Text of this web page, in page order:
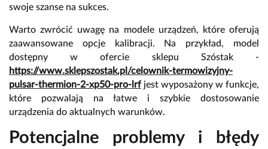
swoje szanse na sukces.
Warto zwrócić uwagę na modele urządzeń, które oferują
zaawansowane opcje kalibracji. Na przykład, model
dostępny w ofercie sklepu Szóstak -
https://www.sklepszostak.pl/celownik-termowizyjny-
pulsar-thermion-2-xp50-pro-lrf jest wyposażony w funkcje,
które pozwalają na łatwe i szybkie dostosowanie
urządzenia do aktualnych warunków.
Potencjalne problemy i błędy